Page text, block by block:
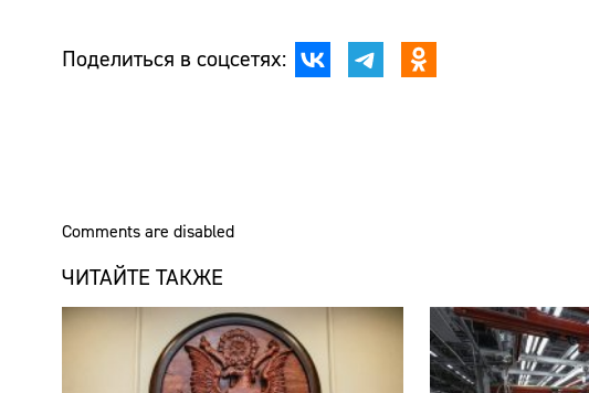
Поделиться в соцсетях:
Comments are disabled
ЧИТАЙТЕ ТАКЖЕ